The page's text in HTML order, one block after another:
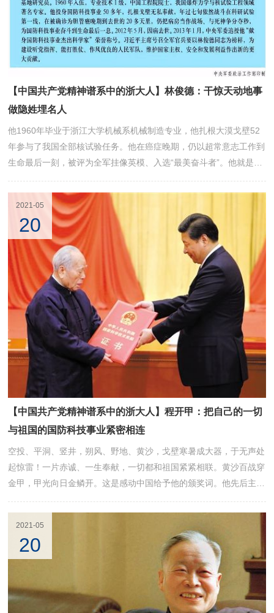
【中国共产党精神谱系中的浙大人】林俊德：干惊天动地事
做隐姓埋名人
他1960年毕业于浙江大学机械系机械制造专业，他扎根大漠戈壁52
年参与了我国全部核试验任务。他在癌症晚期，仍以超常意志工作到
生命最后一刻，被评为全军挂像英模、入选“最美奋斗者”。他就是浙
永春大山中走出，“打着赤脚”考上了浙江大学机械系。上学的路费是
信用社的借贷、学校的补助。因为家里实在贫困，上了5年大学他没
回过一次家，读大学的费用全靠政府发放的助学金。他在学校如饥似
渴地学习，希望有一天可以报答帮助过他的人。1958年，还是大三
学生的林俊德和同学张文斌被安排攻克研制液压...
2021-05
20
【中国共产党精神谱系中的浙大人】程开甲：把自己的一切
与祖国的国防科技事业紧密相连
空投、平洞、竖井，朔风、野地、黄沙，戈壁寒暑成大器，于无声处
起惊雷！一片赤诚、一生奉献，一切都和祖国紧紧相联。黄沙百战穿
金甲，甲光向日金鳞开。这是感动中国给予他的颁奖词。他先后主持
学家，被人们称为“核司令”。他就是程开甲，一位集中国科学院院
士、“两弹一星功勋奖章”、中国军人最高荣誉“八一勋章”、国家最高
科学技术奖荣誉于一身的著名物理学家。
2021-05
20